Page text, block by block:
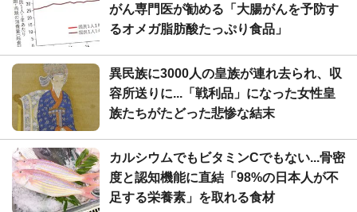
がん専門医が勧める「大腸がんを予防す
るオメガ脂肪酸たっぷり食品」
異民族に3000人の皇族が連れ去られ、収
容所送りに...「戦利品」になった女性皇
族たちがたどった悲惨な結末
カルシウムでもビタミンCでもない...骨密
度と認知機能に直結「98%の日本人が不
足する栄養素」を取れる食材